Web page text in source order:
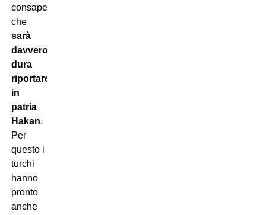
consapevole
che
sarà
davvero
dura
riportare
in
patria
Hakan.
Per
questo i
turchi
hanno
pronto
anche